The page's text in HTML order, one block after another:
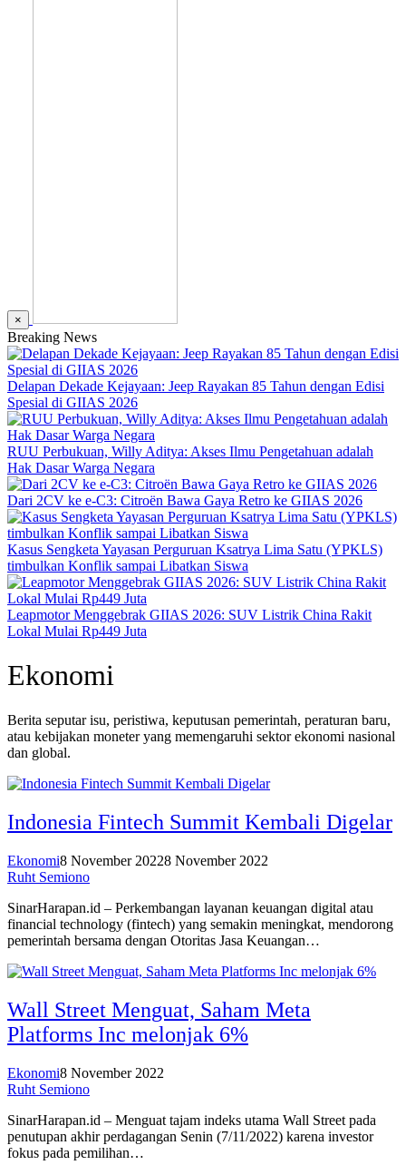
×
Breaking News
Delapan Dekade Kejayaan: Jeep Rayakan 85 Tahun dengan Edisi
Spesial di GIIAS 2026
RUU Perbukuan, Willy Aditya: Akses Ilmu Pengetahuan adalah
Hak Dasar Warga Negara
Dari 2CV ke e-C3: Citroën Bawa Gaya Retro ke GIIAS 2026
Kasus Sengketa Yayasan Perguruan Ksatrya Lima Satu (YPKLS)
timbulkan Konflik sampai Libatkan Siswa
Leapmotor Menggebrak GIIAS 2026: SUV Listrik China Rakit
Lokal Mulai Rp449 Juta
Ekonomi
Berita seputar isu, peristiwa, keputusan pemerintah, peraturan baru,
atau kebijakan moneter yang memengaruhi sektor ekonomi nasional
dan global.
Indonesia Fintech Summit Kembali Digelar
Ekonomi8 November 20228 November 2022
Ruht Semiono
SinarHarapan.id – Perkembangan layanan keuangan digital atau
financial technology (fintech) yang semakin meningkat, mendorong
pemerintah bersama dengan Otoritas Jasa Keuangan…
Wall Street Menguat, Saham Meta
Platforms Inc melonjak 6%
Ekonomi8 November 2022
Ruht Semiono
SinarHarapan.id – Menguat tajam indeks utama Wall Street pada
penutupan akhir perdagangan Senin (7/11/2022) karena investor
fokus pada pemilihan…